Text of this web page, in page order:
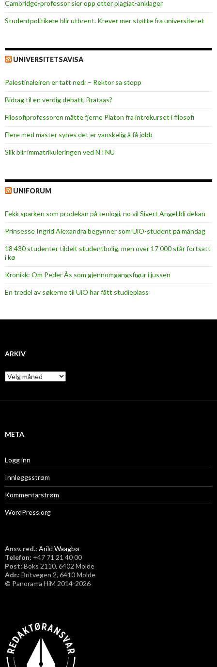
Cambridge-professor sier opp etter plagiat-anklager
Studentpolitikere blir utbrent. Krever mer støtte fra universitetet
UNIVERSITETSAVISA
Palestinaleiren er tatt ned: – Rektor sa stopp
Bidrag til en verdig debatt, Brataas?
Filosofiprofessoren måtte fjerne Platon fra introkurset i filosofi
Flere med master synes det er vanskelig å få jobb
Slik blir immatrikuleringen ved NTNU
UNIFORUM
Fekk sparken som prodekan på teologi, no vil Sivert Angel bli dekan
Prinsesse Ingrid Alexandra begynner som UiO-student på måndag
18 430 studenter tildelt studentbolig, men over 17 000 står fortsatt
i kø
Kronikk: Om Peder Ås som gjennomgangsfigur i jussen
En tredel av søkerne til UiO har fått studieplass
ARKIV
A
r
i
META
Logg inn
Innleggsstrøm
Kommentarstrøm
WordPress.org
Ansv. red.: Arild Waagbø
Telefon: ​+47 71 21 40 00
Post: Boks 2110, 6402 Molde
Adr.: Britvegen 2, 6410 Molde
© Panorama HiM 2014-2026